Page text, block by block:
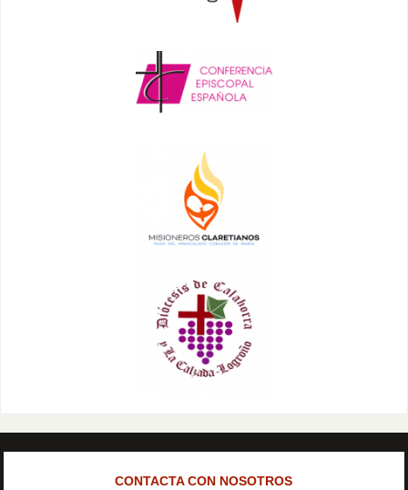
CONTACTA CON NOSOTROS